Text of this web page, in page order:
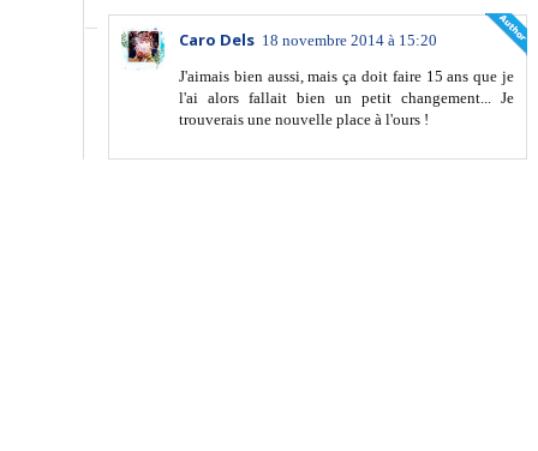
Caro Dels 18 novembre 2014 à 15:20
J'aimais bien aussi, mais ça doit faire 15 ans que je
l'ai alors fallait bien un petit changement... Je
trouverais une nouvelle place à l'ours !